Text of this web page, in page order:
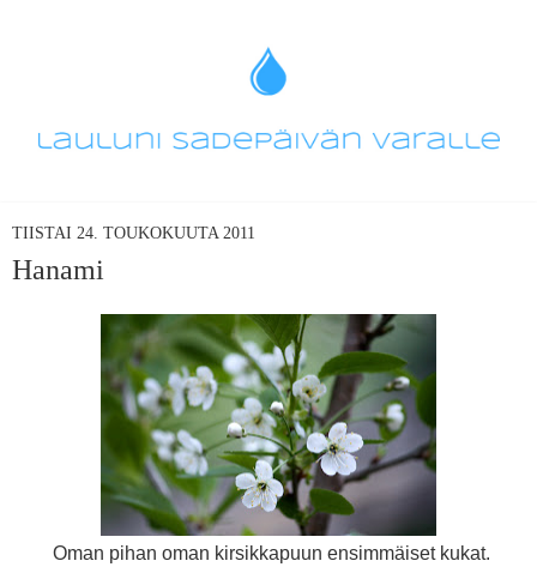
TIISTAI 24. TOUKOKUUTA 2011
Hanami
Oman pihan oman kirsikkapuun ensimmäiset kukat.